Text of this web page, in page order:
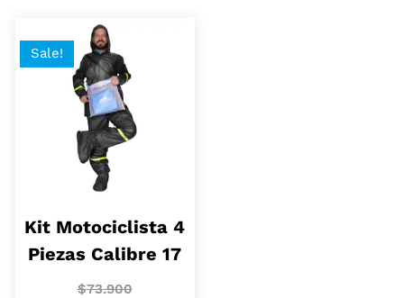
Sale!
Kit Motociclista 4
Piezas Calibre 17
$73.900